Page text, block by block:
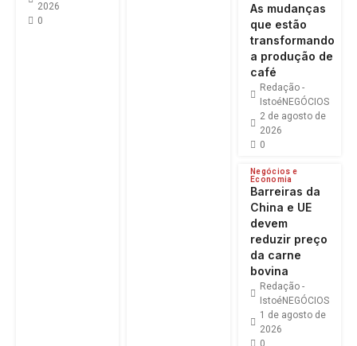
2026
0
As mudanças
que estão
transformando
a produção de
café
Redação -
IstoéNEGÓCIOS
2 de agosto de
2026
0
Negócios e
Economia
Barreiras da
China e UE
devem
reduzir preço
da carne
bovina
Redação -
IstoéNEGÓCIOS
1 de agosto de
2026
0